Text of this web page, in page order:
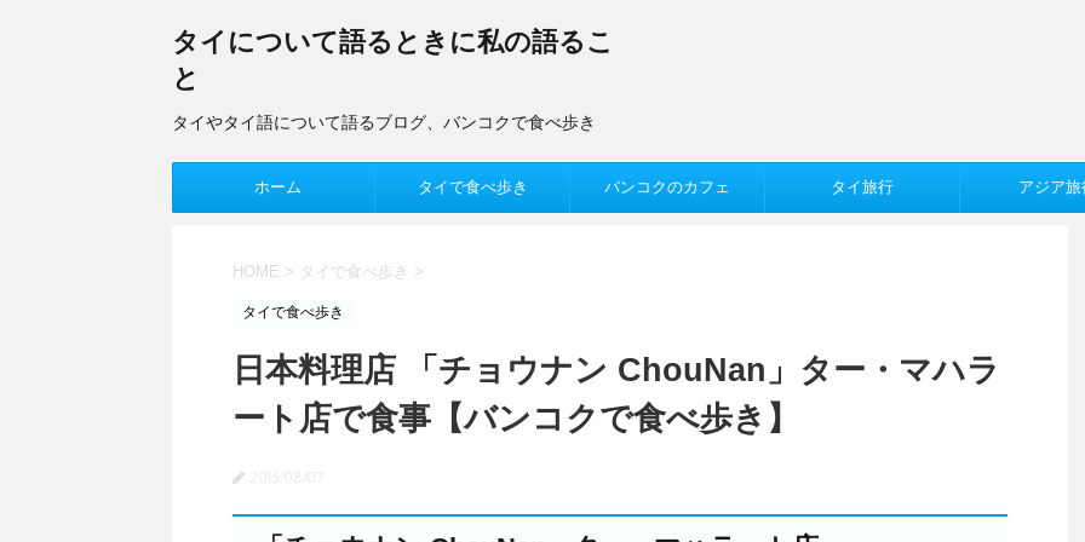
タイについて語るときに私の語るこ
と
タイやタイ語について語るブログ、バンコクで食べ歩き
ホーム タイで食べ歩き バンコクのカフェ タイ旅行 アジア旅
HOME > タイで食べ歩き >
タイで食べ歩き
日本料理店 「チョウナン ChouNan」ター・マハラ
ート店で食事【バンコクで食べ歩き】
2015/08/07